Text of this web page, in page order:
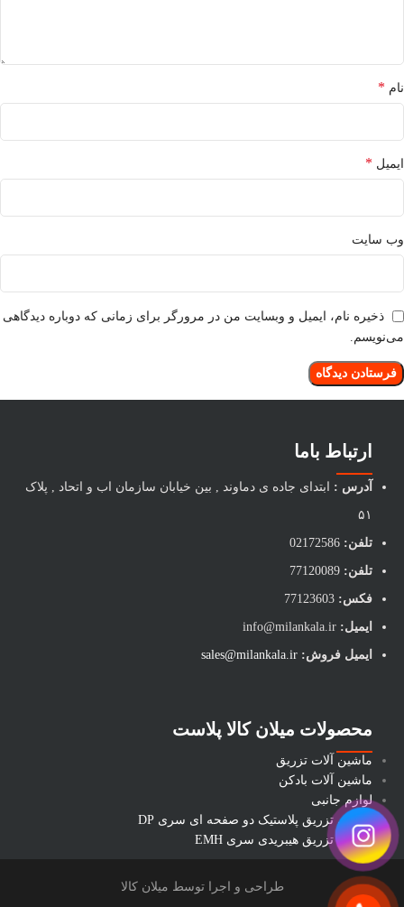
نام *
ایمیل *
وب‌ سایت
ذخیره نام، ایمیل و وبسایت من در مرورگر برای زمانی که دوباره دیدگاهی
می‌نویسم.
ارتباط باما
آدرس : ابتدای جاده ی دماوند , بین خیابان سازمان اب و اتحاد , پلاک
۵۱
تلفن: 02172586
تلفن:
فکس:
ایمیل:
ایمیل فروش: sales@milankala.ir
محصولات میلان کالا پلاست
ماشین آلات تزریق
ماشین آلات بادکن
لوازم جانبی
ماشین تزریق پلاستیک دو صفحه ای سری DP
ماشین تزریق هیبریدی سری EMH
طراحی و اجرا توسط میلان کالا